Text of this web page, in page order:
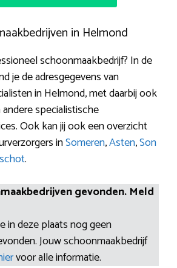
in Helmond
schoonmaakbedrijf? In de
je de adresgegevens van
in Helmond, met daarbij ook
specialistische
Ook kan jij ook een overzicht
inSomeren,Asten,Son
.
gevonden. Meld
in deze plaats nog geen
Jouw schoonmaakbedrijf
voor alle informatie.